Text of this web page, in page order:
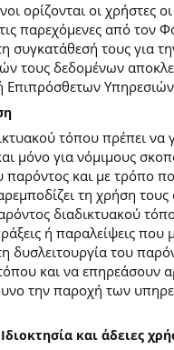
ορίζονται οι χρήστες
παρεχόμενες από τον
συγκατάθεσή τους για
τους δεδομένων
Επιπρόσθετων
τόπου πρέπει να
μόνο για νόμιμους
παρόντος και με τρόπο
τη χρήση
διαδικτυακού
ή παραλείψεις
δυσλειτουργία του
και να επηρεάσουν
την παροχή των
και άδειες